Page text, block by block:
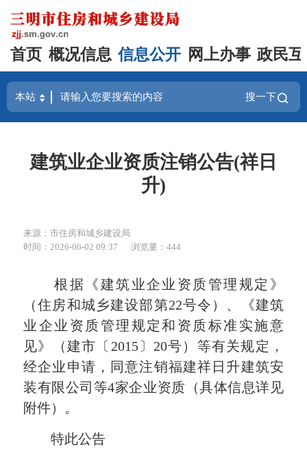
首页 概况信息 信息公开 网上办事 政民
搜一下
建筑业企业资质注销公告(祥日
升)
来源：市住房和城乡建设局
时间：2026-06-02 09:37
浏览量：444
根据《建筑业企业资质管理规定》
（住房和城乡建设部第22号令 ）、《建筑
业企业资质管理规定和资质标准实施意
见》（建市〔2015〕20号）等有关规定，
经企业申请，同意注销福建祥日升建筑安
装有限公司等4家企业资质（具体信息详见
附件）。
特此公告